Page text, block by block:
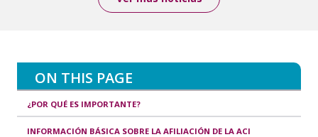
ON THIS PAGE
¿POR QUÉ ES IMPORTANTE?
INFORMACIÓN BÁSICA SOBRE LA AFILIACIÓN DE LA ACI